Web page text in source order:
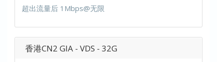
超出流量后 1Mbps@无限
香港CN2 GIA - VDS - 32G